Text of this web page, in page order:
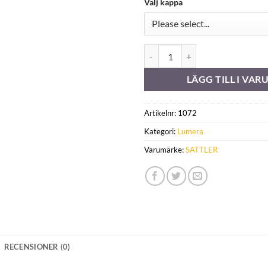
Välj kappa
LÄGG TILL I
Artikelnr: 1072
Kategori: Lumera
Varumärke:SATTLER
RECENSIONER (0)